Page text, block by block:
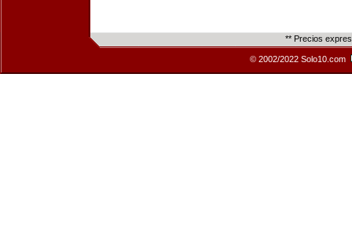
** Precios
© 2002/2022 Solo10.com